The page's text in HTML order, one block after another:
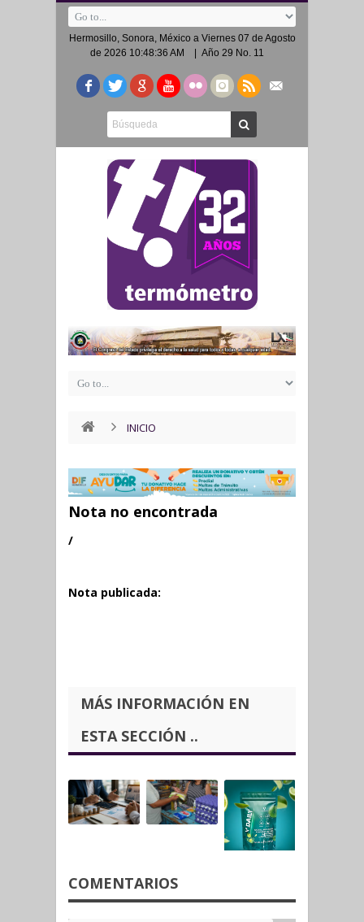
Hermosillo, Sonora, México a Viernes 07 de Agosto
de 2026 10:48:36 AM
| Año 29 No. 11
INICIO
Nota no encontrada
/
Nota publicada:
MÁS INFORMACIÓN EN
ESTA SECCIÓN ..
COMENTARIOS